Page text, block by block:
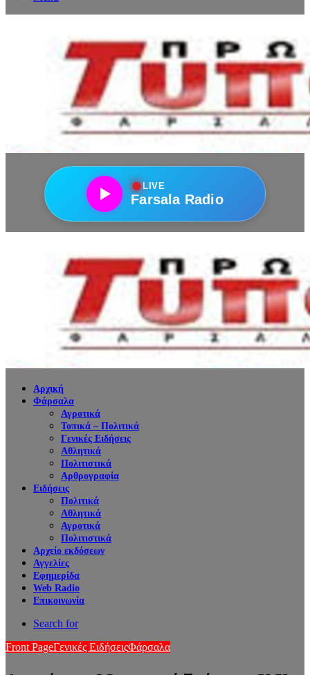
●LIVE
Farsala Radio
Αρχική
Φάρσαλα
Αγροτικά
Τοπικά – Πολιτικά
Γενικές Ειδήσεις
Αθλητικά
Πολιτιστικά
Αρθρογραφία
Ειδήσεις
Πολιτικά
Αθλητικά
Αγροτικά
Πολιτιστικά
Αρχείο εκδόσεων
Αγγελίες
Εφημερίδα
Web Radio
Επικοινωνία
Search for
Front PageΓενικές ΕιδήσειςΦάρσαλα